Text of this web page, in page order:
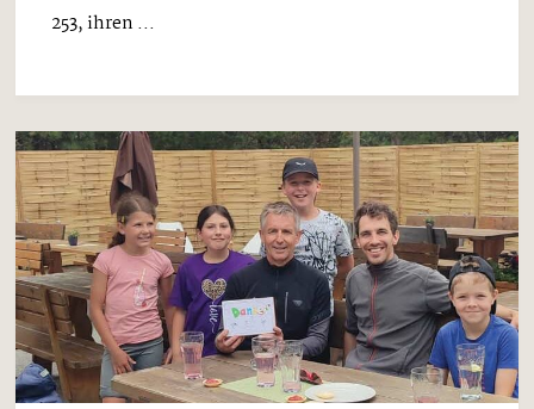
253, ihren ...